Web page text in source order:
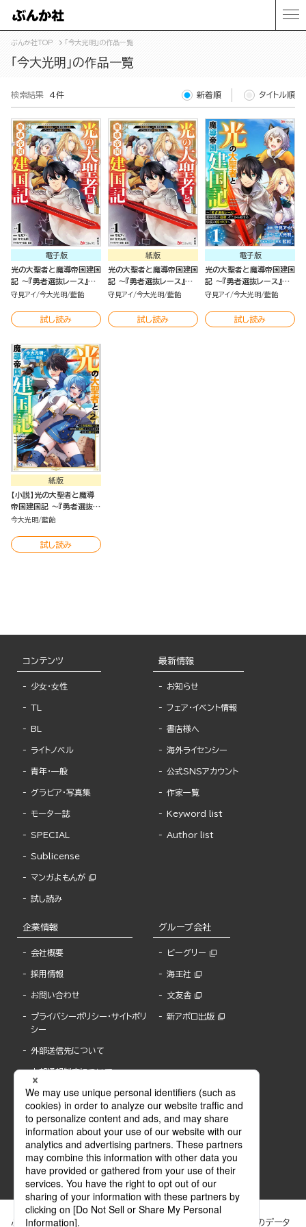
ぶんか社TOP 「今大光明」の作品一覧
「今大光明」の作品一覧
検索結果 4件 新着順 タイトル順
電子版
光の大聖者と魔導帝国建国
記 ～『勇者選抜レース』勝
利後の追放、そこから始ま
守見アイ 今大光明 藍飴
試し読み
紙版
光の大聖者と魔導帝国建国
記 ～『勇者選抜レース』勝
利後の追放、そこから始ま
守見アイ 今大光明 藍飴
試し読み
電子版
光の大聖者と魔導帝国建国
記 ～『勇者選抜レース』勝
利後の追放、そこから始ま
ク版（分冊版）
守見アイ 今大光明 藍飴
試し読み
紙版
【小説】光の大聖者と魔導
帝国建国記 ～『勇者選抜レ
ース』勝利後の追放、そこか
（2）
今大光明 藍飴
試し読み
コンテンツ
少女・女性
TL
BL
ライトノベル
青年・一般
グラビア・写真集
モーター誌
SPECIAL
Sublicense
マンガよもんが
試し読み
最新情報
お知らせ
フェア・イベント情報
書店様へ
海外ライセンシー
公式SNSアカウント
作家一覧
Keyword list
Author list
企業情報
会社概要
採用情報
お問い合わせ
プライバシーポリシー・サイトポリ
シー
外部送信先について
内部通報制度について
グループ会社
ビーグリー
海王社
文友舎
新アポロ出版
ぶんか社が運営するサイトでは、利便性向上のためにCookie等のデータ